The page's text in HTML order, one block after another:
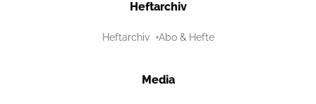
Heftarchiv
Heftarchiv Abo & Hefte
Media